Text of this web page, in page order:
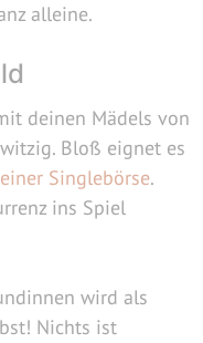
alleine.
deinen Mädels von
Bloß eignet es
Singlebörse.
ins Spiel
wird als
Nichts ist